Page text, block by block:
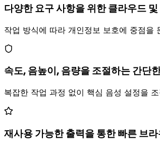
다양한 요구 사항을 위한 클라우드 및
작업 방식에 따라 개인정보 보호에 중점
속도, 음높이, 음량을 조절하는 간단
복잡한 작업 과정 없이 핵심 음성 설정을
재사용 가능한 출력을 통한 빠른 브